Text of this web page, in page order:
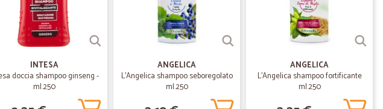
09/11/2019
—
Molto professionali,e pronti ad ogni…
INTESA
doccia shampoo ginseng -
ml.250
ANGELICA
L'Angelica shampoo seboregolato
ml.250
ANGELICA
L'Angelica shampoo fortificante
ml.250